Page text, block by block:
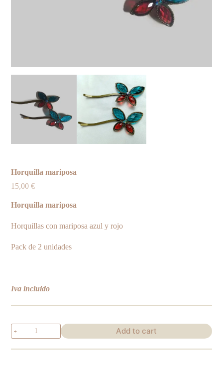
Horquilla mariposa
15,00€
Horquilla mariposa
Horquillas con mariposa azul y rojo
Pack de 2 unidades
Iva incluido
Horquilla
mariposa
Add to cart